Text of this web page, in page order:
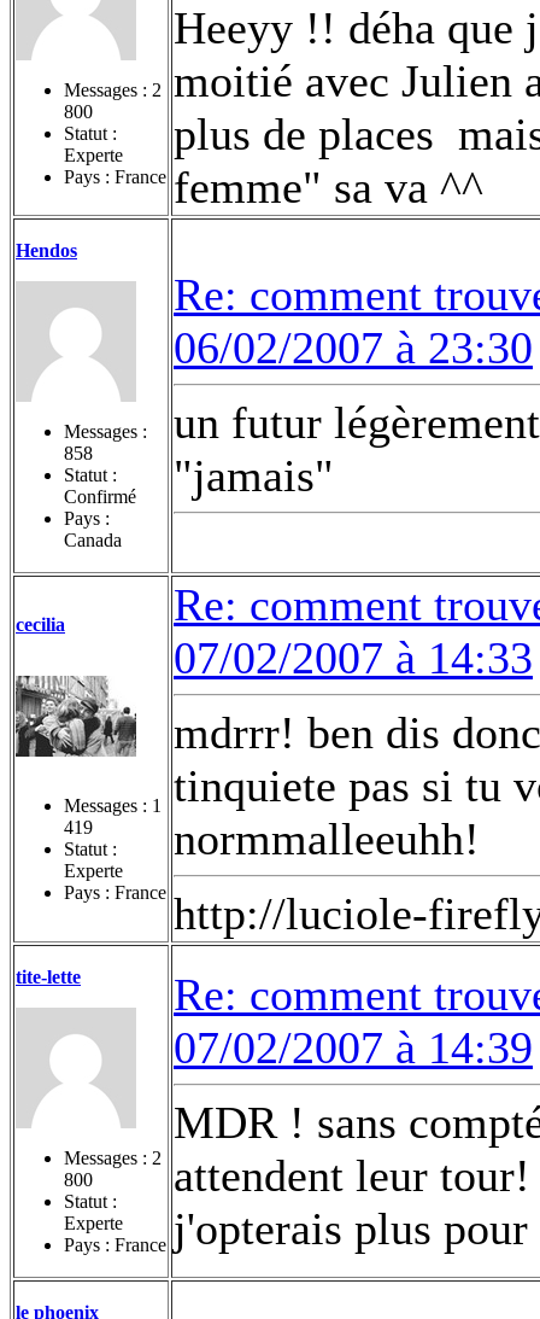
Messages : 2
800
Statut :
Experte
Pays : France
Heeyy !! déha que
moitié avec Julien
plus de places
femme" sa va ^^
Hendos
Messages :
858
Statut :
Confirmé
Pays :
Canada
Re: comment
06/02/2007 à 23:30
un futur
"jamais"
cecilia
Messages : 1
419
Statut :
Experte
Pays : France
Re: comment
07/02/2007 à 14:33
mdrrr! ben dis
tinquiete pas si tu
normmalleeuhh!
http://luciole-
tite-lette
Messages : 2
800
Statut :
Experte
Pays : France
Re: comment
07/02/2007 à 14:39
MDR ! sans
attendent leur
j'opterais plus
le phoenix